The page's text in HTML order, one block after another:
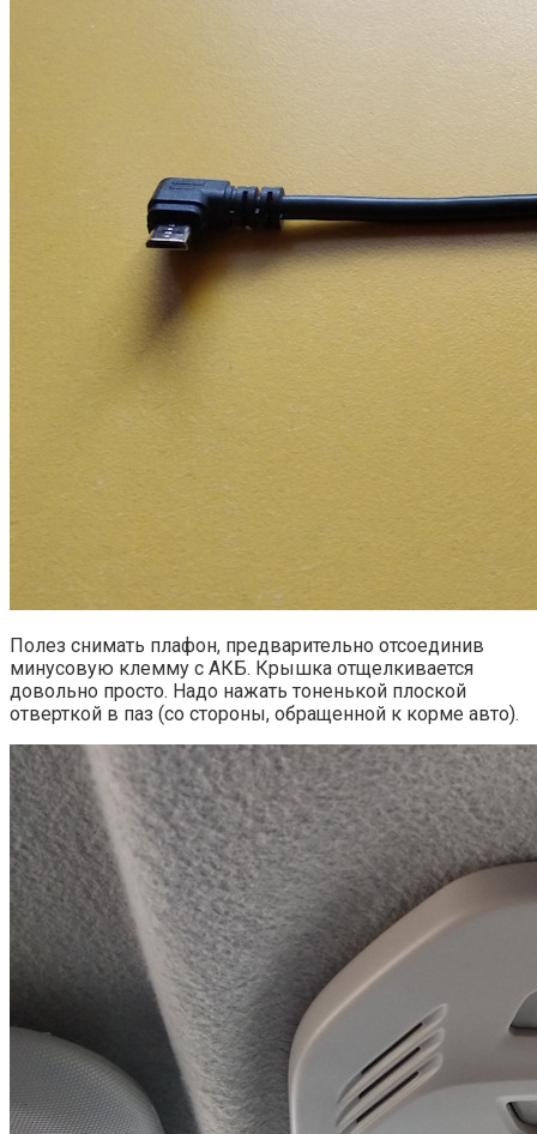
Полез снимать плафон, предварительно отсоединив
минусовую клемму с АКБ. Крышка отщелкивается
довольно просто. Надо нажать тоненькой плоской
отверткой в паз (со стороны, обращенной к корме авто).